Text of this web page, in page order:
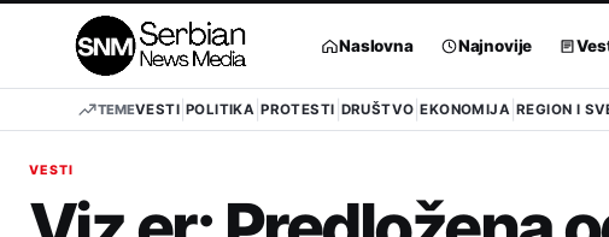
Naslovna Najnovije
TEMEVESTI POLITIKA PROTESTI DRUŠTVO EKONOMIJA REGION I
VESTI